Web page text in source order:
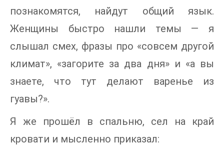
познакомятся, найдут общий язык.
Женщины быстро нашли темы — я
слышал смех, фразы про «совсем другой
климат», «загорите за два дня» и «а вы
знаете, что тут делают варенье из
гуавы?».
Я же прошёл в спальню, сел на край
кровати и мысленно приказал: